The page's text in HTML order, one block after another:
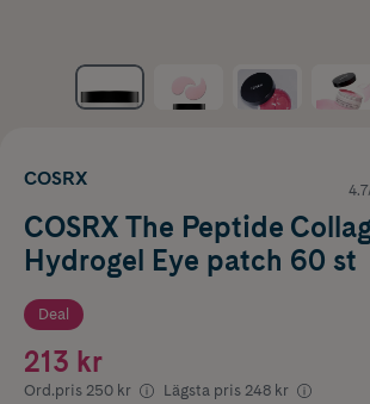
COSRX
COSRX The Peptide
Hydrogel Eye patch 60 st
Deal
213 kr
Ord.pris 250 kr Lägsta pris 248 kr